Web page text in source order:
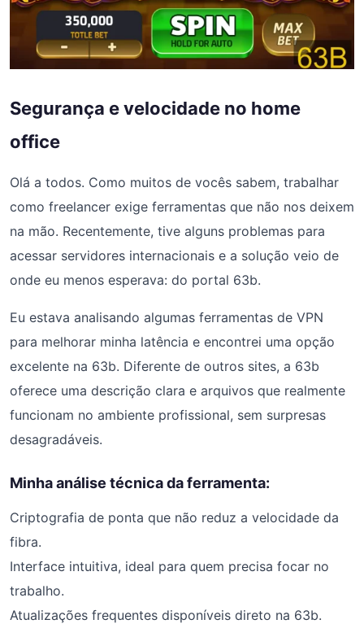
Segurança e velocidade no home
office
Olá a todos. Como muitos de vocês sabem, trabalhar
como freelancer exige ferramentas que não nos deixem
na mão. Recentemente, tive alguns problemas para
acessar servidores internacionais e a solução veio de
onde eu menos esperava: do portal 63b.
Eu estava analisando algumas ferramentas de VPN
para melhorar minha latência e encontrei uma opção
excelente na 63b. Diferente de outros sites, a 63b
oferece uma descrição clara e arquivos que realmente
funcionam no ambiente profissional, sem surpresas
desagradáveis.
Minha análise técnica da ferramenta:
Criptografia de ponta que não reduz a velocidade da
fibra.
Interface intuitiva, ideal para quem precisa focar no
trabalho.
Atualizações frequentes disponíveis direto na 63b.